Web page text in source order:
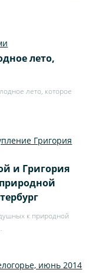
лето,
лето, которое
и Григория
к природной